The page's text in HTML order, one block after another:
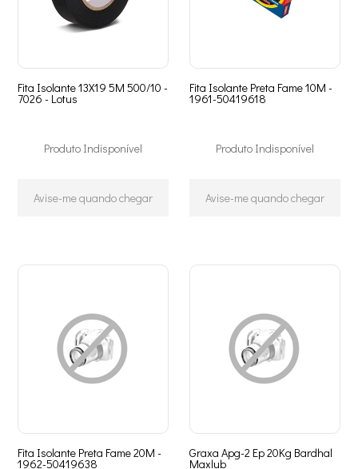
Fita Isolante 13X19 5M 500/10 -
7026 - Lotus
Produto Indisponível
Avise-me quando chegar
Fita Isolante Preta Fame 10M -
1961-50419618
Produto Indisponível
Avise-me quando chegar
Fita Isolante Preta Fame 20M -
1962-50419638
Graxa Apg-2 Ep 20Kg Bardhal
Maxlub